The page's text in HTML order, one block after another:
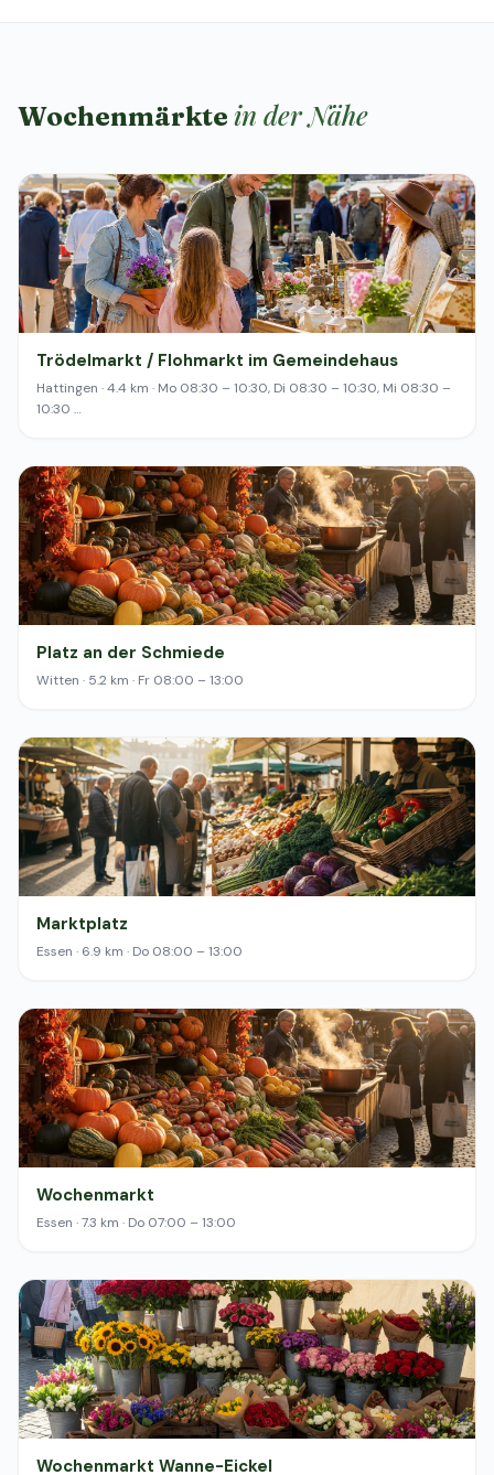
Wochenmärkte in der Nähe
Trödelmarkt / Flohmarkt im Gemeindehaus
Hattingen · 4.4 km · Mo 08:30 – 10:30, Di 08:30 – 10:30, Mi 08:30 –
10:30 …
Platz an der Schmiede
Witten · 5.2 km · Fr 08:00 – 13:00
Marktplatz
Essen · 6.9 km · Do 08:00 – 13:00
Wochenmarkt
Essen · 7.3 km · Do 07:00 – 13:00
Wochenmarkt Wanne-Eickel